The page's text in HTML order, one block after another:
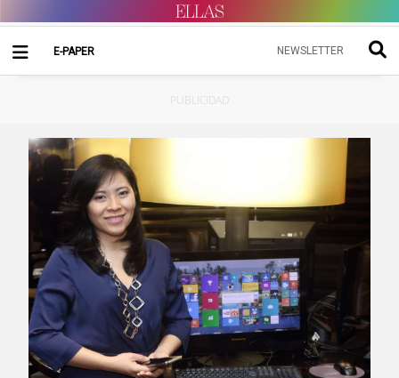
E-PAPER NEWSLETTER
PUBLICIDAD